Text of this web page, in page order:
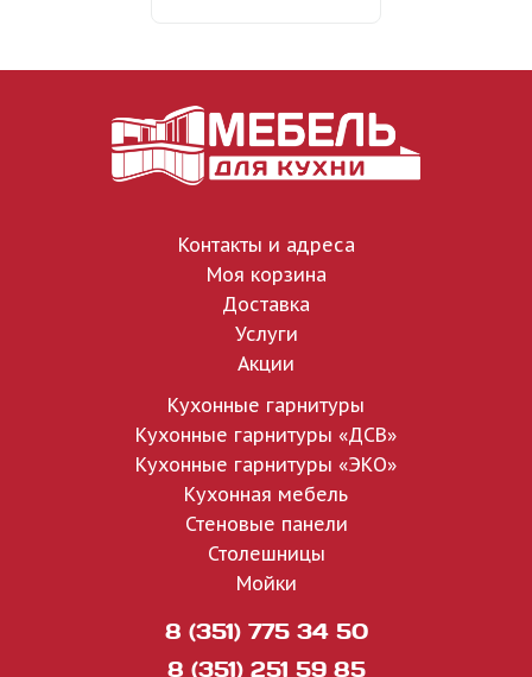
Контакты и адреса
Моя корзина
Доставка
Услуги
Акции
Кухонные гарнитуры
Кухонные гарнитуры «ДСВ»
Кухонные гарнитуры «ЭКО»
Кухонная мебель
Стеновые панели
Столешницы
Мойки
8 (351) 775 34 50
8 (351) 251 59 85